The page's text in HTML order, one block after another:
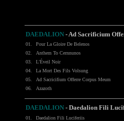
DAEDALION - Ad Sacrificium
01.
Pour La Gloire De Belenos
02.
Anthem To Cernnunos
03.
L'Éveil Noir
04.
La Mort Des Fils Volsung
05.
Ad Sacricifium Offerre Corpus Meum
06.
Azazoth
DAEDALION - Daedalion Fili
01.
Daedalion Fili Luciferiis